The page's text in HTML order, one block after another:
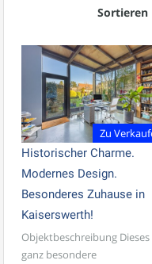
Sortieren
Zu
Historischer Charme.
Modernes Design.
Besonderes Zuhause in
Kaiserswerth!
Objektbeschreibung Dieses
ganz besondere